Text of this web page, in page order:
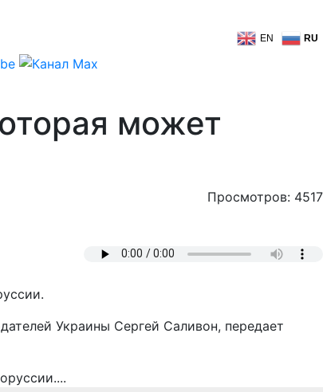
EN RU
может
Просмотров: 4517
Украины Сергей Саливон, передает